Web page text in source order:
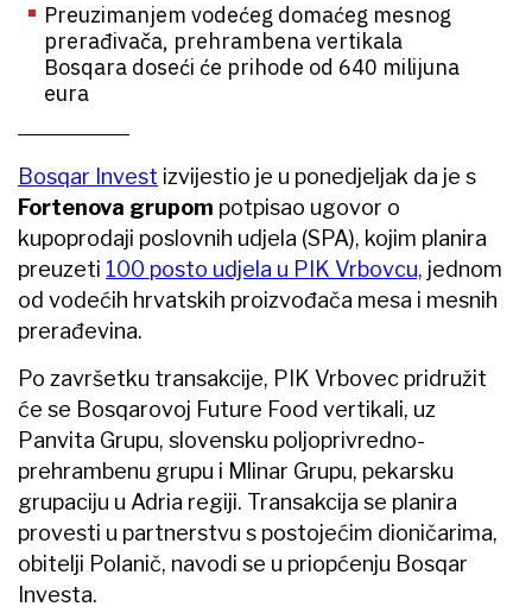
Preuzimanjem vodećeg domaćeg mesnog
prerađivača, prehrambena vertikala
Bosqara doseći će prihode od 640 milijuna
eura
Bosqar Invest izvijestio je u ponedjeljak da je s
Fortenova grupom potpisao ugovor o
kupoprodaji poslovnih udjela (SPA), kojim planira
preuzeti 100 posto udjela u PIK Vrbovcu, jednom
od vodećih hrvatskih proizvođača mesa i mesnih
prerađevina.
Po završetku transakcije, PIK Vrbovec pridružit
će se Bosqarovoj Future Food vertikali, uz
Panvita Grupu, slovensku poljoprivredno-
prehrambenu grupu i Mlinar Grupu, pekarsku
grupaciju u Adria regiji. Transakcija se planira
provesti u partnerstvu s postojećim dioničarima,
obitelji Polanič, navodi se u priopćenju Bosqar
Investa.